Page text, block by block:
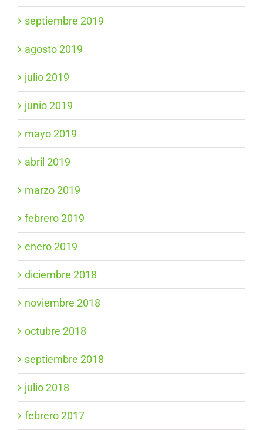
septiembre 2019
agosto 2019
julio 2019
junio 2019
mayo 2019
abril 2019
marzo 2019
febrero 2019
enero 2019
diciembre 2018
noviembre 2018
octubre 2018
septiembre 2018
julio 2018
febrero 2017